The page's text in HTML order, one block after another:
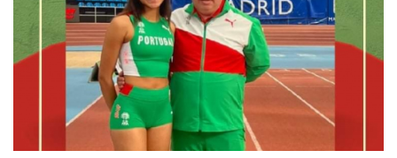
LUTO
PELA
MORTE
DE
ALBERTO
PEIXOTO